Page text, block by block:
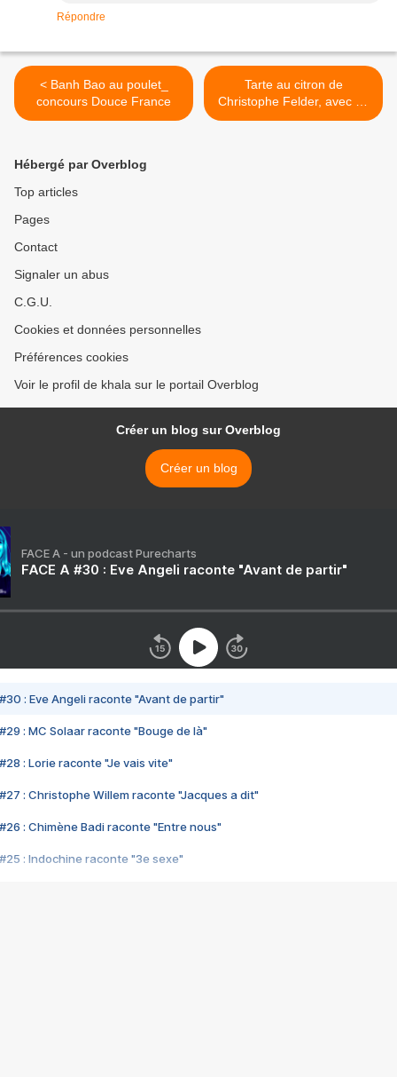
Répondre
< Banh Bao au poulet_
concours Douce France
Tarte au citron de
Christophe Felder, avec un
peu de meringue dessus ! >
Hébergé par Overblog
Top articles
Pages
Contact
Signaler un abus
C.G.U.
Cookies et données personnelles
Préférences cookies
Voir le profil de khala sur le portail Overblog
Créer un blog sur Overblog
Créer un blog
FACE A - un podcast Purecharts
FACE A #30 : Eve Angeli raconte "Avant de partir"
#30 : Eve Angeli raconte "Avant de partir"
#29 : MC Solaar raconte "Bouge de là"
#28 : Lorie raconte "Je vais vite"
#27 : Christophe Willem raconte "Jacques a dit"
#26 : Chimène Badi raconte "Entre nous"
#25 : Indochine raconte "3e sexe"